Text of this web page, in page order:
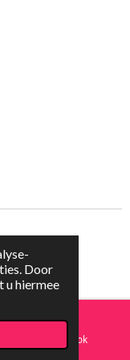
Door
u hiermee
Facebook